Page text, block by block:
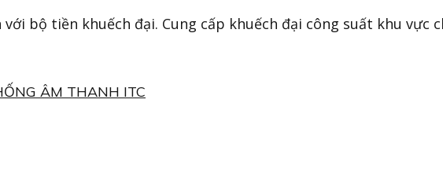
bộ tiền khuếch đại. Cung cấp khuếch đại công suất khu
ÂM THANH ITC